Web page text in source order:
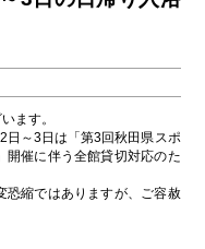
ます。
日～3日は「第3回秋田県スポ
開催に伴う全館貸切対応のた
恐縮ではありますが、ご容赦